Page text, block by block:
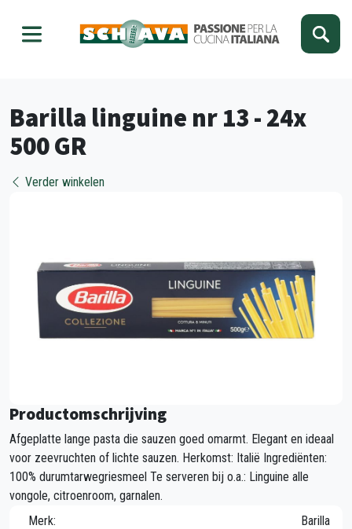
Barilla linguine nr 13 - 24x
500 GR
Verder winkelen
Productomschrijving
Afgeplatte lange pasta die sauzen goed omarmt. Elegant en ideaal
voor zeevruchten of lichte sauzen. Herkomst: Italië Ingrediënten:
100% durumtarwegriesmeel Te serveren bij o.a.: Linguine alle
vongole, citroenroom, garnalen.
Merk:
Barilla